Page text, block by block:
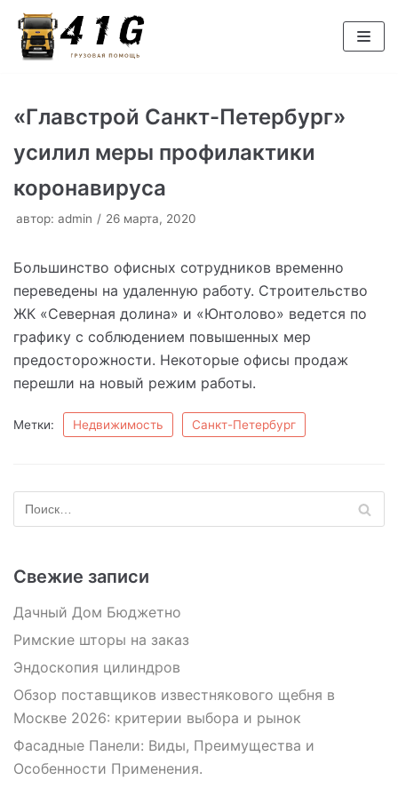
Перейти
к
«Главстрой Санкт-Петербург»
усилил меры профилактики
коронавируса
автор: admin 26 марта, 2020
Большинство офисных сотрудников временно
переведены на удаленную работу. Строительство
ЖК «Северная долина» и «Юнтолово» ведется по
графику с соблюдением повышенных мер
предосторожности. Некоторые офисы продаж
перешли на новый режим работы.
Метки: Недвижимость Санкт-Петербург
Свежие записи
Дачный Дом Бюджетно
Римские шторы на заказ
Эндоскопия цилиндров
Обзор поставщиков известнякового щебня в
Москве 2026: критерии выбора и рынок
Фасадные Панели: Виды, Преимущества и
Особенности Применения.